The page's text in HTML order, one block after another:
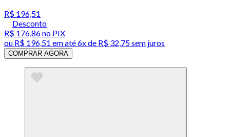
R$ 196,51
Desconto
R$ 176,86no PIX
ou R$ 196,51 em até6x de R$ 32,75 sem juros
COMPRAR AGORA